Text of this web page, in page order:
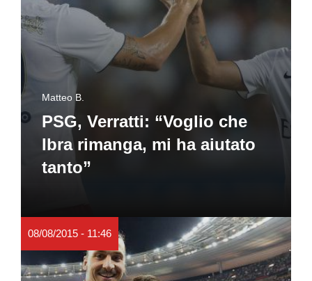
Matteo B.
PSG, Verratti: “Voglio che
Ibra rimanga, mi ha aiutato
tanto”
08/08/2015 - 11:46